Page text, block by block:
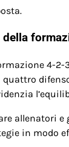
della
4-
allenatori
in modo